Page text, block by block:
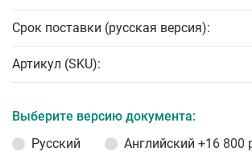
Срок поставки (русская версия):
Артикул (SKU):
Выберите версию документа:
Русский
Английский +16 800